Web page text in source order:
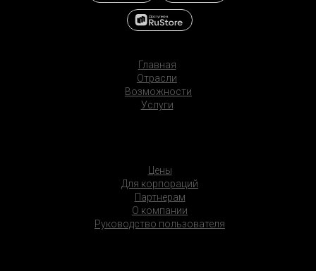
Цены
Для корпораций
Партнерам
О компании
Руководство пользователя
Главная
Отрасли
Возможности
Услуги